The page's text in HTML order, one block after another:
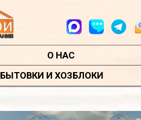
О НАС
БЫТОВКИ И ХОЗБЛОКИ